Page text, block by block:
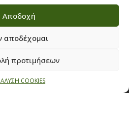
Αποδοχή
αποδέχομαι
προτιμήσεων
COOKIES